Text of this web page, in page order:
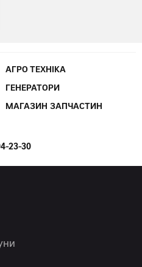
АГРО ТЕХНІКА
ГЕНЕРАТОРИ
МАГАЗИН ЗАПЧАСТИН
23-30